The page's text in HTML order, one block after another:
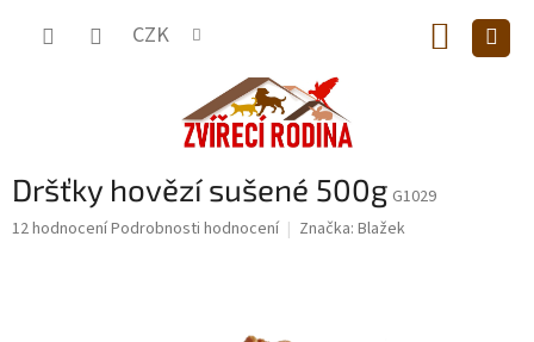
CZK
KOŠÍK
Dršťky hovězí sušené 500g G1029
Průměrné
12 hodnoceníPodrobnosti hodnocení Značka: Blažek